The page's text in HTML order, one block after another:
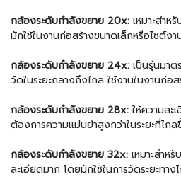
กล้องระดับกำลังขยาย 20x: เหมาะสำห
มักใช้ในงานก่อสร้างขนาดเล็กหรือไซต์ง
กล้องระดับกำลังขยาย 24x: เป็นรุ่นมาต
วัดในระยะกลางถึงไกล ใช้งานในงานก่อ
กล้องระดับกำลังขยาย 28x:ให้ความละ
ต้องการความแม่นยำสูงกว่าในระยะที่ไกล
กล้องระดับกำลังขยาย 32x: เหมาะสำห
ละเอียดมาก โดยมักใช้ในการวัดระยะทา